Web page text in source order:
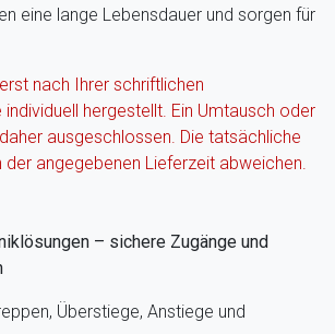
eine lange Lebensdauer und sorgen für
nach Ihrer schriftlichen
hergestellt. Ein Umtausch oder
ausgeschlossen. Die tatsächliche
angegebenen Lieferzeit abweichen.
– sichere Zugänge und
Überstiege, Anstiege und